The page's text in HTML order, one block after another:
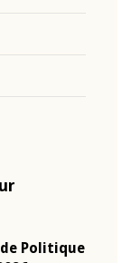
Politique